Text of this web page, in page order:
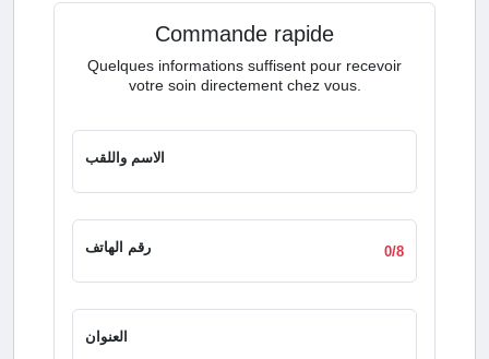
Commande rapide
Quelques informations suffisent pour recevoir
votre soin directement chez vous.
الاسم واللقب
رقم الهاتف 0/8
العنوان